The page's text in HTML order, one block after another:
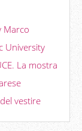
Marco
University
La mostra
vestire